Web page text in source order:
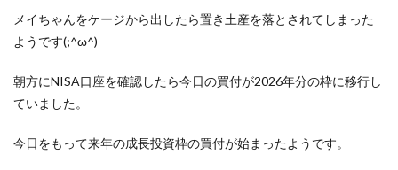
メイちゃんをケージから出したら置き土産を落とされてしまった
ようです(;^ω^)
朝方にNISA口座を確認したら今日の買付が2026年分の枠に移行し
ていました。
今日をもって来年の成長投資枠の買付が始まったようです。